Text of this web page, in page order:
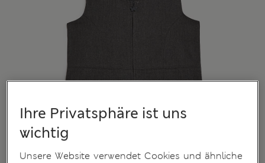
Ihre Privatsphäre ist uns
wichtig
Unsere Website verwendet Cookies und ähnliche